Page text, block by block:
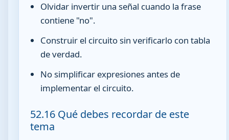
Olvidar invertir una señal cuando la frase
contiene "no".
Construir el circuito sin verificarlo con tabla
de verdad.
No simplificar expresiones antes de
implementar el circuito.
52.16 Qué debes recordar de este
tema